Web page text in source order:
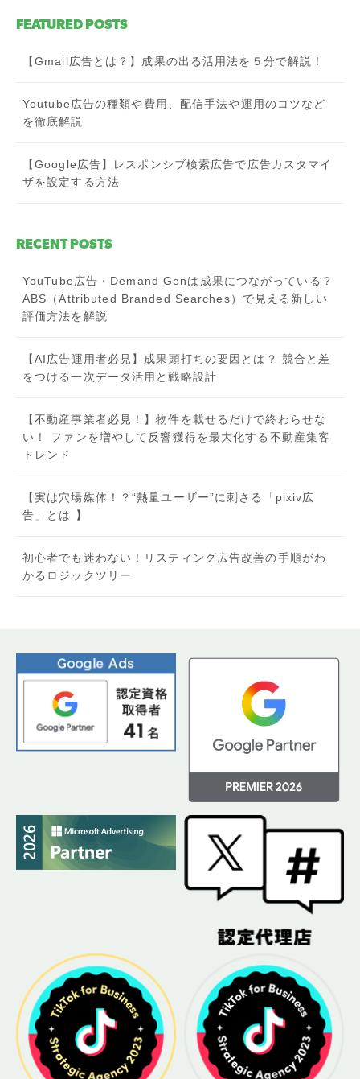
FEATURED POSTS
【Gmail広告とは？】成果の出る活用法を５分で解説！
Youtube広告の種類や費用、配信手法や運用のコツなど
を徹底解説
【Google広告】レスポンシブ検索広告で広告カスタマイ
ザを設定する方法
RECENT POSTS
YouTube広告・Demand Genは成果につながっている？
ABS（Attributed Branded Searches）で見える新しい
評価方法を解説
【AI広告運用者必見】成果頭打ちの要因とは？ 競合と差
をつける一次データ活用と戦略設計
【不動産事業者必見！】物件を載せるだけで終わらせな
い！ ファンを増やして反響獲得を最大化する不動産集客
トレンド
【実は穴場媒体！？“熱量ユーザー”に刺さる「pixiv広
告」とは 】
初心者でも迷わない！リスティング広告改善の手順がわ
かるロジックツリー